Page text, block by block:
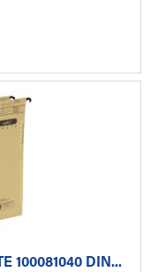
100081040 DIN...